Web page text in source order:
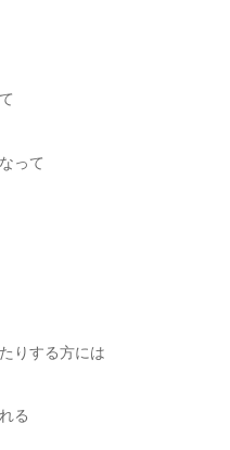
って
りする方には
る